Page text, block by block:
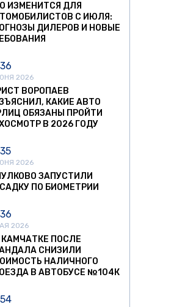
ИЗМЕНИТСЯ ДЛЯ
С ИЮЛЯ:
ДИЛЕРОВ И НОВЫЕ
2026
ВОРОПАЕВ
КАКИЕ АВТО
ОБЯЗАНЫ ПРОЙТИ
В 2026 ГОДУ
2026
ЗАПУСТИЛИ
ПО БИОМЕТРИИ
2026
КАМЧАТКЕ ПОСЛЕ
СНИЗИЛИ
НАЛИЧНОГО
В АВТОБУСЕ №104К